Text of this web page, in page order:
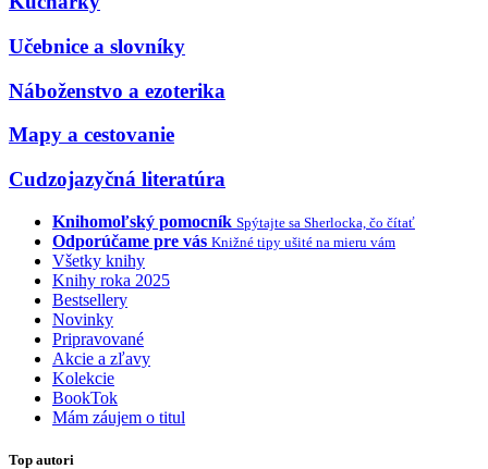
Učebnice a slovníky
Náboženstvo a ezoterika
Mapy a cestovanie
Cudzojazyčná literatúra
Knihomoľský pomocník Spýtajte sa Sherlocka, čo čítať
Odporúčame pre vás Knižné tipy ušité na mieru vám
Všetky knihy
Knihy roka 2025
Bestsellery
Novinky
Pripravované
Akcie a zľavy
Kolekcie
BookTok
Mám záujem o titul
Top autori